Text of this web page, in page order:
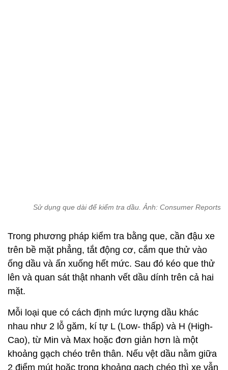
Mỗi loại que có cách định mức lượng dầu khác
Cao), từ Min và Max hoặc đơn giản hơn là một
khoảng gạch chéo trên thân. Nếu vệt dầu nằm giữa
2 điểm mút hoặc trong khoảng gạch chéo thì xe vẫn
còn đủ dầu. Nếu vệt dầu ở dưới điểm mút cuối, xe
cần thay dầu ngay.
Cần lưu ý thêm cả màu sắc của dầu. Nếu dầu có
màu đen hoặc nâu thì mọi thứ vẫn bình thường.
Nếu dầu có màu trắng sữa nhẹ thì dung dịch làm
mát đã bị rò rỉ vào động cơ xe. Nếu xuất hiện những
hạt sạn kim loại thì động cơ đã bị hư hại, cần mang